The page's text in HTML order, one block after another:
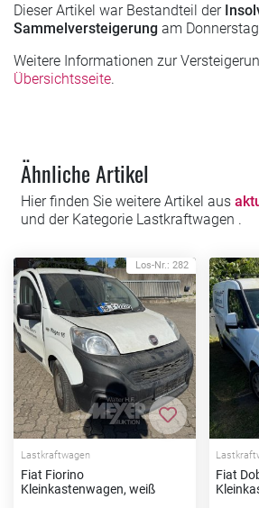
Dieser Artikel war Bestandteil der
Sammelversteigerung am
Weitere Informationen zur
Übersichtsseite.
Ähnliche Artikel
Hier finden Sie weitere Artikel aus
und der Kategorie Lastkraftwagen .
Los-Nr.: 282
Zur Merkliste
Lastkraftwagen
Fiat Fiorino
Kleinkastenwagen, weiß
Fiat